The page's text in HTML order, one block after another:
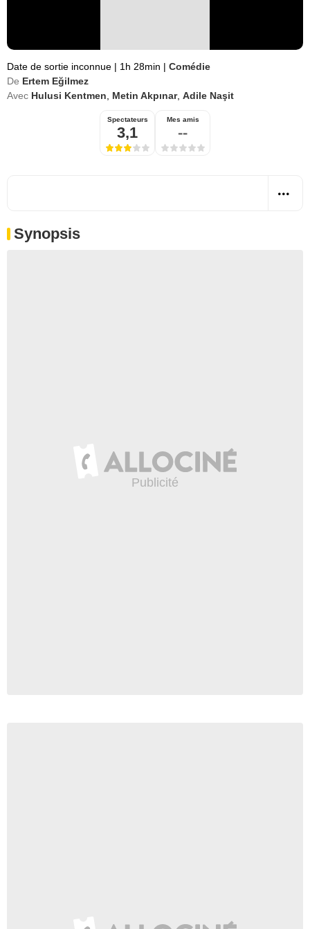
Date de sortie inconnue | 1h 28min | Comédie
De Ertem Eğilmez
Avec Hulusi Kentmen Metin Akpınar, Adile Naşit
Spectateurs
3,1
Mes amis
--
Synopsis